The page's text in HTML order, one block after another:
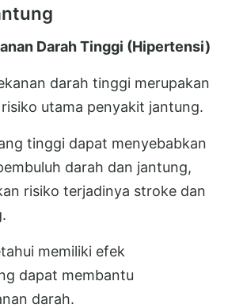
Darah Tinggi (Hipertensi)
darah tinggi merupakan
utama penyakit jantung.
tinggi dapat menyebabkan
darah dan jantung,
risiko terjadinya stroke dan
memiliki efek
dapat membantu
darah.